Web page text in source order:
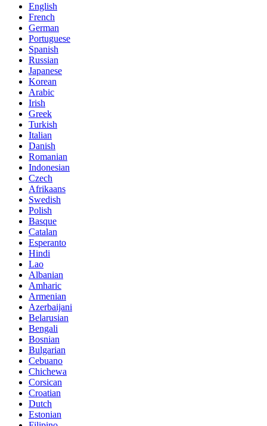
English
French
German
Portuguese
Spanish
Russian
Japanese
Korean
Arabic
Irish
Greek
Turkish
Italian
Danish
Romanian
Indonesian
Czech
Afrikaans
Swedish
Polish
Basque
Catalan
Esperanto
Hindi
Lao
Albanian
Amharic
Armenian
Azerbaijani
Belarusian
Bengali
Bosnian
Bulgarian
Cebuano
Chichewa
Corsican
Croatian
Dutch
Estonian